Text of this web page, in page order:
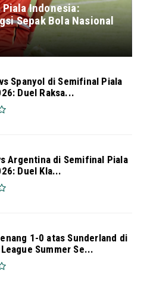
Piala Indonesia:
Sepak Bola Nasional
Spanyol di Semifinal Piala
Duel Raksa...
Argentina di Semifinal Piala
Duel Kla...
1-0 atas Sunderland di
Summer Se...